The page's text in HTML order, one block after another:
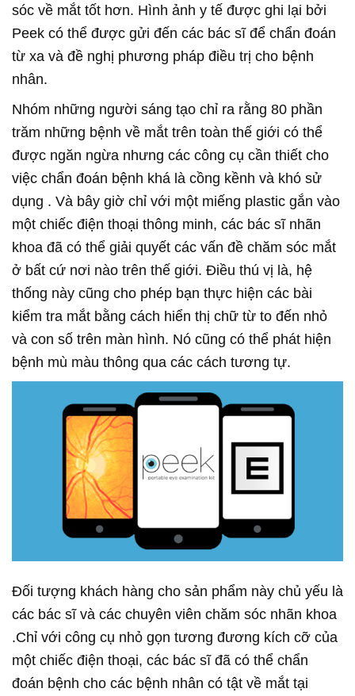
sóc về mắt tốt hơn. Hình ảnh y tế được ghi lại bởi
Peek có thể được gửi đến các bác sĩ để chẩn đoán
từ xa và đề nghị phương pháp điều trị cho bệnh
nhân.
Nhóm những người sáng tạo chỉ ra rằng 80 phần
trăm những bệnh về mắt trên toàn thế giới có thể
được ngăn ngừa nhưng các công cụ cần thiết cho
việc chẩn đoán bệnh khá là cồng kềnh và khó sử
dụng . Và bây giờ chỉ với một miếng plastic gắn vào
một chiếc điện thoại thông minh, các bác sĩ nhãn
khoa đã có thể giải quyết các vấn đề chăm sóc mắt
ở bất cứ nơi nào trên thế giới. Điều thú vị là, hệ
thống này cũng cho phép bạn thực hiện các bài
kiểm tra mắt bằng cách hiển thị chữ từ to đến nhỏ
và con số trên màn hình. Nó cũng có thể phát hiện
bệnh mù màu thông qua các cách tương tự.
Đối tượng khách hàng cho sản phẩm này chủ yếu là
các bác sĩ và các chuyên viên chăm sóc nhãn khoa
.Chỉ với công cụ nhỏ gọn tương đương kích cỡ của
một chiếc điện thoại, các bác sĩ đã có thể chẩn
đoán bệnh cho các bệnh nhân có tật về mắt tại